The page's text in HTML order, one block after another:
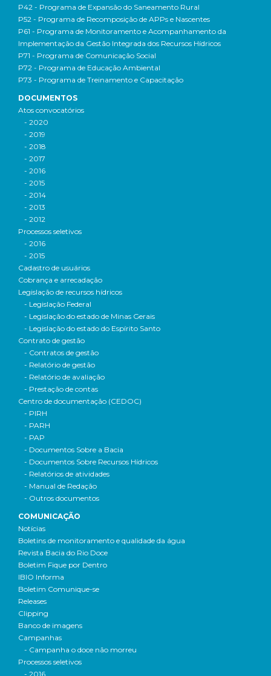
P42 - Programa de Expansão do Saneamento Rural
P52 - Programa de Recomposição de APPs e Nascentes
P61 - Programa de Monitoramento e Acompanhamento da
Implementação da Gestão Integrada dos Recursos Hídricos
P71 - Programa de Comunicação Social
P72 - Programa de Educação Ambiental
P73 - Programa de Treinamento e Capacitação
DOCUMENTOS
Atos convocatórios
- 2020
- 2019
- 2018
- 2017
- 2016
- 2015
- 2014
- 2013
- 2012
Processos seletivos
- 2016
- 2015
Cadastro de usuários
Cobrança e arrecadação
Legislação de recursos hídricos
- Legislação Federal
- Legislação do estado de Minas Gerais
- Legislação do estado do Espírito Santo
Contrato de gestão
- Contratos de gestão
- Relatório de gestão
- Relatório de avaliação
- Prestação de contas
Centro de documentação (CEDOC)
- PIRH
- PARH
- PAP
- Documentos Sobre a Bacia
- Documentos Sobre Recursos Hídricos
- Relatórios de atividades
- Manual de Redação
- Outros documentos
COMUNICAÇÃO
Notícias
Boletins de monitoramento e qualidade da água
Revista Bacia do Rio Doce
Boletim Fique por Dentro
IBIO Informa
Boletim Comunique-se
Releases
Clipping
Banco de imagens
Campanhas
- Campanha o doce não morreu
Processos seletivos
- 2016